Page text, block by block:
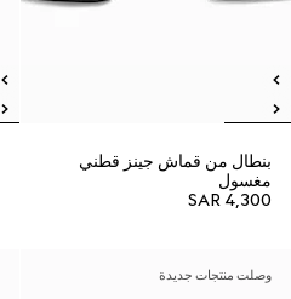
بنطال من قماش جينز قطني
مغسول
SAR 4,300
وصلت منتجات جديدة